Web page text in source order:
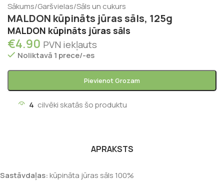
Sākums/Garšvielas/Sāls un cukurs
MALDON kūpināts jūras sāls, 125g
MALDON kūpināts jūras sāls
€4.90 PVN iekļauts
Noliktavā 1 prece/-es
Pievienot Grozam
4 cilvēki skatās šo produktu
APRAKSTS
Sastāvdaļas:kūpināta jūras sāls 100%